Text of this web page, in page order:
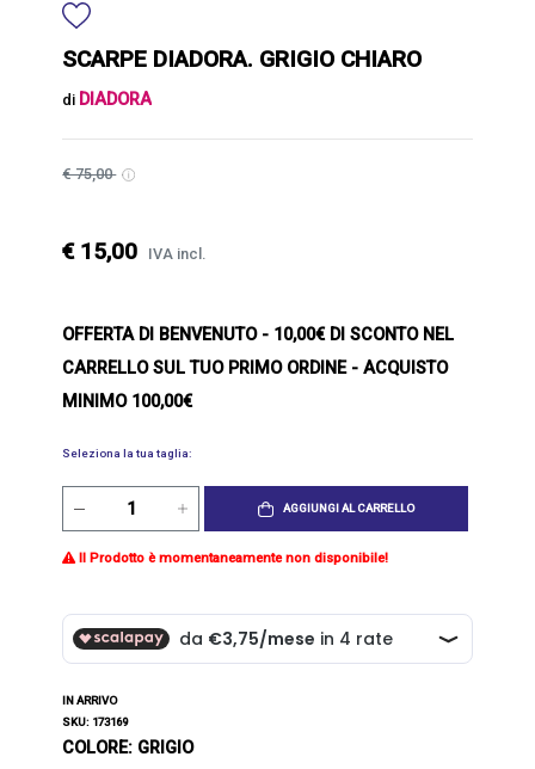
SCARPE DIADORA. GRIGIO CHIARO
di DIADORA
€ 75,00
€ 15,00 IVA incl.
OFFERTA DI BENVENUTO- 10,00€ DI SCONTO NEL
CARRELLO SUL TUO PRIMO ORDINE - ACQUISTO
MINIMO 100,00€
Seleziona la tua taglia:
AGGIUNGI AL CARRELLO
Il Prodotto è momentaneamente non disponibile!
IN ARRIVO
SKU: 173169
COLORE: GRIGIO